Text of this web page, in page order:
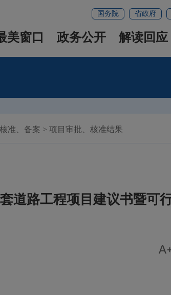
国务院 省政府
美窗口 政务公开 解读回应
准、备案 > 项目审批、核准结果
道路工程项目建议书暨可